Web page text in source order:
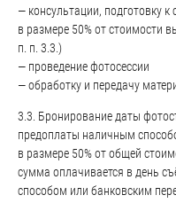
— консультации, подготовку
в размере 50% от стоимости
п. п. 3.3.)
— проведение фотосессии
— обработку и передачу
3.3. Бронирование даты
предоплаты наличным
в размере 50% от общей
сумма оплачивается в день
способом или банковским